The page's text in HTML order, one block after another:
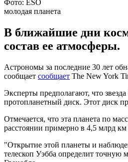
Фото: ESO
молодая планета
В ближайшие дни
состав ее атмосферы.
Астрономы за последние 30 лет
сообщает сообщает The New York
Эксперты предполагают, что
протопланетный диск. Этот диск
Отмечается, что эта планета по
расстоянии примерно в 4,5 млрд км
"Открытие этой планеты и
телескоп Уэбба определит точную